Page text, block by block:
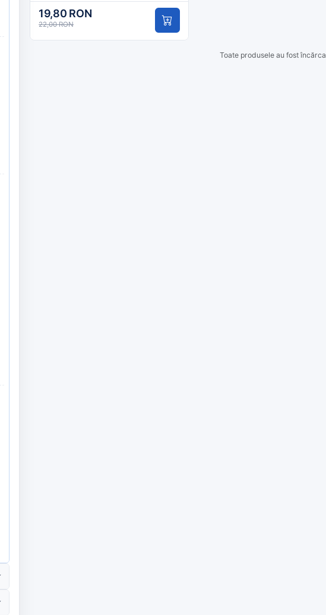
19,80 RON
22,00 RON
Toate produsele au fost